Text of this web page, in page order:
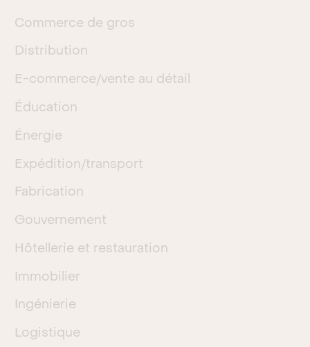
Commerce de gros
Distribution
E-commerce/vente au détail
Éducation
Énergie
Expédition/transport
Fabrication
Gouvernement
Hôtellerie et restauration
Immobilier
Ingénierie
Logistique